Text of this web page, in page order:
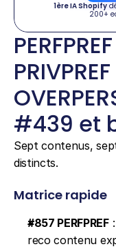
1ère IA Shopify
200+
#439 et
Sept contenus,
distincts.
Matrice rapide
#857 PERFPREF :
reco contenu